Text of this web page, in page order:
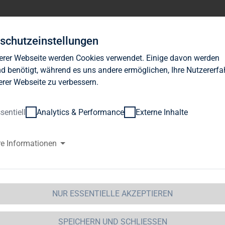
Investor Relations
Immobilien AG:
mit dem Ziel der
Immobilien AG
Immobilien AG: Veröffentlichung gemäß § 40
Verbreitung
Webseite werden Cookies verwendet. Einige davon werden
benötigt, während es uns andere ermöglichen, Ihre
Webseite zu verbessern.
Analytics & Performance Externe Inhalte
Informationen
NUR ESSENTIELLE AKZEPTIEREN
SPEICHERN UND SCHLIESSEN